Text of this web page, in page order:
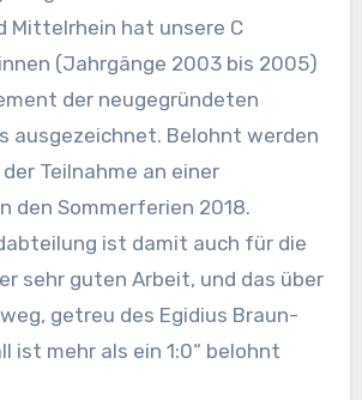
Mittelrhein hat unsere C
(Jahrgänge 2003 bis 2005)
der neugegründeten
ausgezeichnet. Belohnt werden
Teilnahme an einer
den Sommerferien 2018.
ist damit auch für die
sehr guten Arbeit, und das über
getreu des Egidius Braun-
ist mehr als ein 1:0“ belohnt